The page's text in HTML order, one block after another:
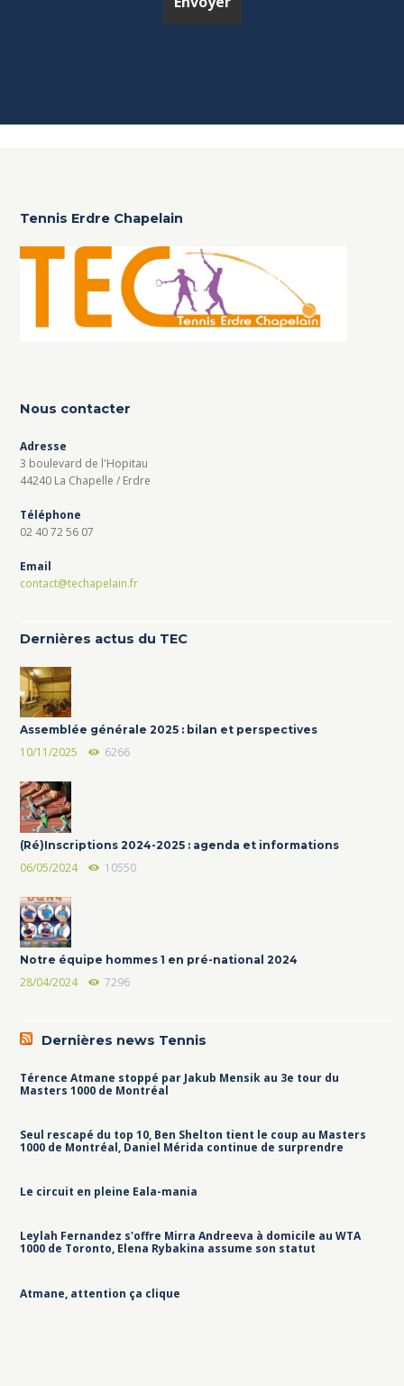
Tennis Erdre Chapelain
Nous contacter
Adresse
3 boulevard de l'Hopitau
44240 La Chapelle / Erdre
Téléphone
02 40 72 56 07
Email
contact@techapelain.fr
Dernières actus du TEC
Assemblée générale 2025 : bilan et perspectives
10/11/2025 6266
(Ré)Inscriptions 2024-2025 : agenda et informations
06/05/2024 10550
Notre équipe hommes 1 en pré-national 2024
28/04/2024 7296
Dernières news Tennis
Térence Atmane stoppé par Jakub Mensik au 3e tour du
Masters 1000 de Montréal
Seul rescapé du top 10, Ben Shelton tient le coup au Masters
1000 de Montréal, Daniel Mérida continue de surprendre
Le circuit en pleine Eala-mania
Leylah Fernandez s'offre Mirra Andreeva à domicile au WTA
1000 de Toronto, Elena Rybakina assume son statut
Atmane, attention ça clique